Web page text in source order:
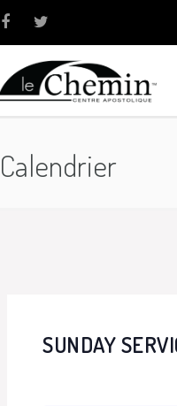
Calendrier
SUNDAY